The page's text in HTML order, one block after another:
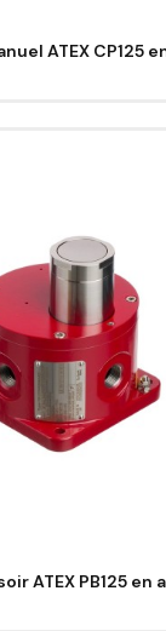
ATEX CP125
ATEX PB125 en